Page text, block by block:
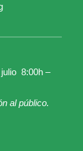
julio 8:00h –
al público.